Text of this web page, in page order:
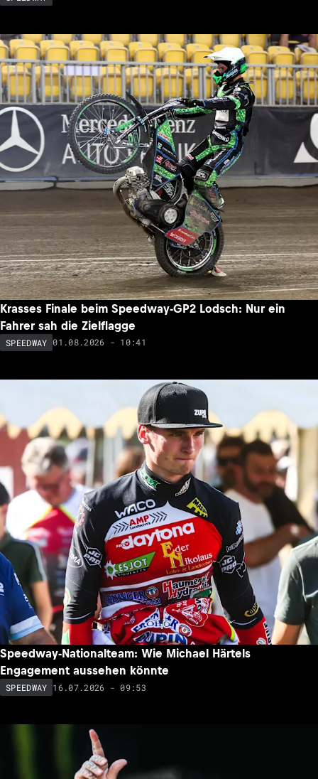
Krasses Finale beim Speedway-GP2 Lodsch: Nur ein
Fahrer sah die Zielflagge
SPEEDWAY 01.08.2026 - 10:41
Speedway-Nationalteam: Wie Michael Härtels
Engagement aussehen könnte
SPEEDWAY 16.07.2026 - 09:53